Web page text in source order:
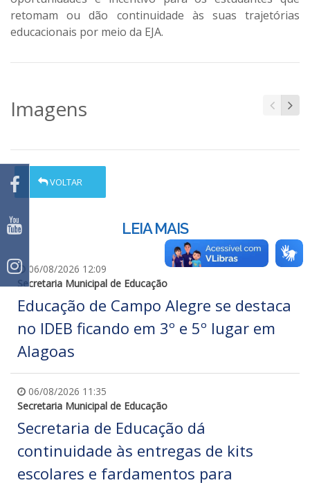
retomam ou dão continuidade às suas trajetórias
educacionais por meio da EJA.
Imagens
VOLTAR
LEIA MAIS
06/08/2026 12:09
Secretaria Municipal de Educação
Educação de Campo Alegre se destaca
no IDEB ficando em 3º e 5º lugar em
Alagoas
06/08/2026 11:35
Secretaria Municipal de Educação
Secretaria de Educação dá
continuidade às entregas de kits
escolares e fardamentos para